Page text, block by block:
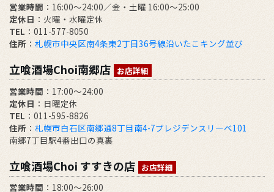
営業時間 ：16:00～24:00／金・土曜 16:00～25:00
定休日 ：火曜・水曜定休
TEL ：011-577-8050
住所 ： 札幌市中央区南4条東2丁目36号線沿いたこキング並び
立喰酒場Choi南郷店 お店詳細
営業時間 ：17:00～24:00
定休日 ：日曜定休
TEL ：011-595-8826
住所 ： 札幌市白石区南郷通8丁目南4-7プレジデンスリーベ101
南郷7丁目駅4番出口の真裏
立喰酒場Choi すすきの店 お店詳細
営業時間 ：18:00～26:00